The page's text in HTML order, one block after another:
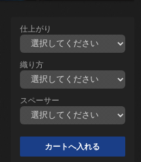
仕上がり
織り方
スペーサー